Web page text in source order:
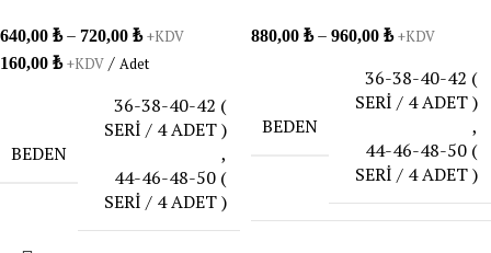
640,00 ₺ – 720,00 ₺ +KDV
160,00 ₺ +KDV / Adet
BEDEN
36-38-40-42 (
SERİ / 4 ADET )
,
44-46-48-50 (
SERİ / 4 ADET )
880,00 ₺ – 960,00 ₺ +KDV
BEDEN
36-38-40-42 (
SERİ / 4 ADET )
,
44-46-48-50 (
SERİ / 4 ADET )